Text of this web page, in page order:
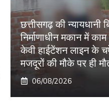
छत्तीसगढ़ की न्यायधानी
निर्माणाधीन मकान में
केवी हाईटेंशन लाइन के
मजदूरों की मौके पर ही
06/08/2026